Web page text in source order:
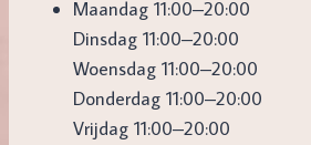
Maandag 11:00–20:00
Dinsdag 11:00–20:00
Woensdag 11:00–20:00
Donderdag 11:00–20:00
Vrijdag 11:00–20:00